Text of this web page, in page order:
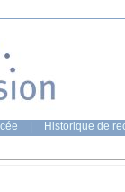
Historique de